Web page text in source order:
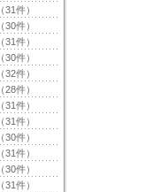
（31件）
（30件）
（31件）
（30件）
（32件）
（28件）
（31件）
（31件）
（30件）
（31件）
（30件）
（31件）